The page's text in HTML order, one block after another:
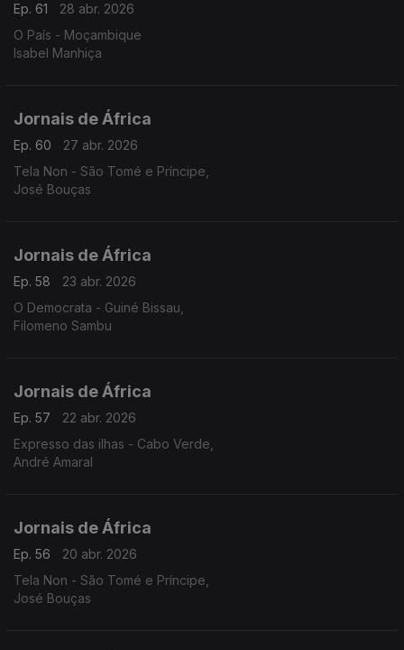
Ep. 61
28 abr. 2026
O País - Moçambique
Isabel Manhiça
Jornais de África
Ep. 60
27 abr. 2026
Tela Non - São Tomé e Príncipe,
José Bouças
Jornais de África
Ep. 58
23 abr. 2026
O Democrata - Guiné Bissau,
Filomeno Sambu
Jornais de África
Ep. 57
22 abr. 2026
Expresso das ilhas - Cabo Verde,
André Amaral
Jornais de África
Ep. 56
20 abr. 2026
Tela Non - São Tomé e Príncipe,
José Bouças